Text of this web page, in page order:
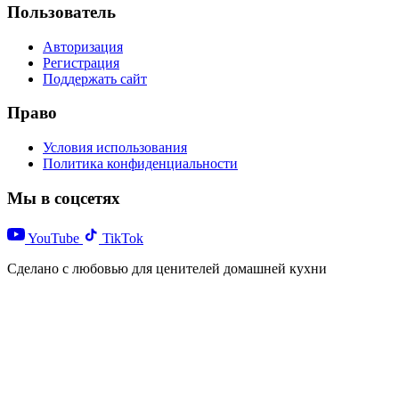
Пользователь
Авторизация
Регистрация
Поддержать сайт
Право
Условия использования
Политика конфиденциальности
Мы в соцсетях
YouTube
TikTok
Сделано с любовью для ценителей домашней кухни